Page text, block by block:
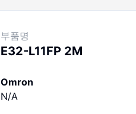
부품명
E32-L11FP 2M
Omron
N/A